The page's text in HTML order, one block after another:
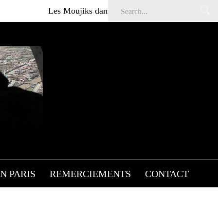
Les Moujiks dans Affaires sensibles
PARIS REMERCIEMENTS CONTACT